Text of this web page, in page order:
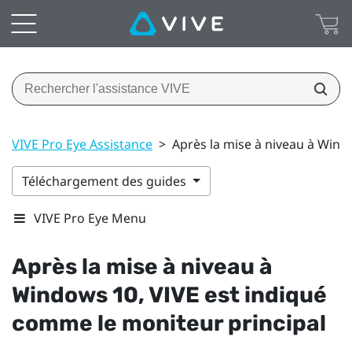
VIVE Pro Eye Assistance > Après la mise à niveau à
Téléchargement des guides
VIVE Pro Eye Menu
Après la mise à niveau à
Windows10,VIVE est indiqué
comme le moniteur principal